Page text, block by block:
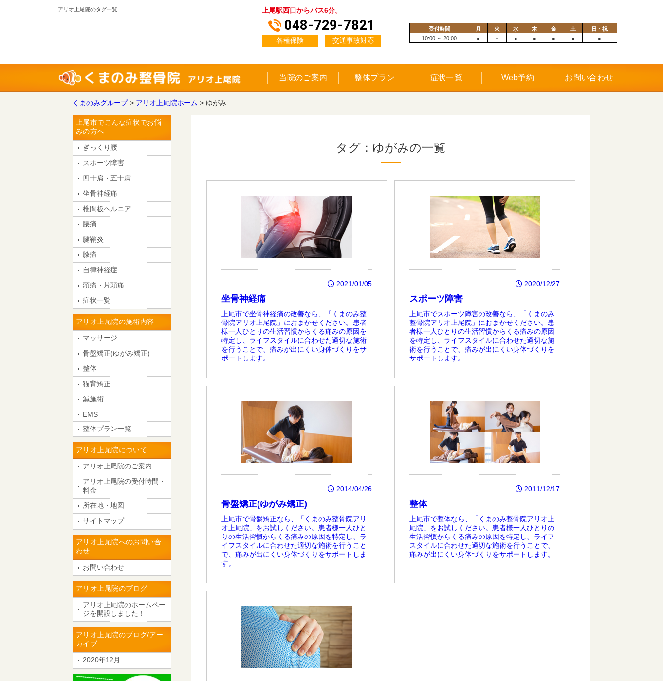
アリオ上尾院のタグ一覧 上尾駅西口からバス6分。
048-729-7821
各種保険 交通事故対応
受付時間 月 火 水 木 金 土
日・祝
10:00 ～ 20:00
● － ● ● ● ● ●
当院のご案内 整体プラン 症状一覧 Web予約 お問い合わせ
くまのみグループ> アリオ上尾院ホーム > ゆがみ
タグ：ゆがみの一覧
2021/01/05
坐骨神経痛
上尾市で坐骨神経痛の改善なら、「くまのみ整
骨院アリオ上尾院」におまかせください。患者
様一人ひとりの生活習慣からくる痛みの原因を
特定し、ライフスタイルに合わせた適切な施術
を行うことで、痛みが出にくい身体づくりをサ
ポートします。
2020/12/27
スポーツ障害
上尾市でスポーツ障害の改善なら、「くまのみ
整骨院アリオ上尾院」におまかせください。患
者様一人ひとりの生活習慣からくる痛みの原因
を特定し、ライフスタイルに合わせた適切な施
術を行うことで、痛みが出にくい身体づくりを
サポートします。
2014/04/26
骨盤矯正(ゆがみ矯正)
上尾市で骨盤矯正なら、「くまのみ整骨院アリ
オ上尾院」をお試しください。患者様一人ひと
りの生活習慣からくる痛みの原因を特定し、ラ
イフスタイルに合わせた適切な施術を行うこと
で、痛みが出にくい身体づくりをサポートしま
す。
2011/12/17
整体
上尾市で整体なら、「くまのみ整骨院アリオ上
尾院」をお試しください。患者様一人ひとりの
生活習慣からくる痛みの原因を特定し、ライフ
スタイルに合わせた適切な施術を行うことで、
痛みが出にくい身体づくりをサポートします。
上尾市でこんな症状でお悩
みの方へ
ぎっくり腰
スポーツ障害
四十肩・五十肩
坐骨神経痛
椎間板ヘルニア
腰痛
腱鞘炎
膝痛
自律神経症
頭痛・片頭痛
症状一覧
アリオ上尾院の施術内容
マッサージ
骨盤矯正(ゆがみ矯正)
整体
猫背矯正
鍼施術
EMS
整体プラン一覧
アリオ上尾院について
アリオ上尾院のご案内
アリオ上尾院の受付時間・
料金
所在地・地図
サイトマップ
アリオ上尾院へのお問い合
わせ
お問い合わせ
アリオ上尾院のブログ
アリオ上尾院のホームペー
ジを開設しました！
アリオ上尾院のブログ/アー
カイブ
2020年12月